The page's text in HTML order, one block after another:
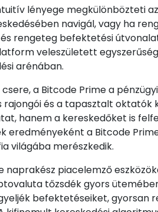
lényege megkülönbözteti
navigál, vagy ha
rengeteg befektetési
veleszületett
arénában.
a Bitcode Prime a
és a tapasztalt oktatók
hanem a kereskedőket is
eredményeként a Bitcode
világába merészkedik.
naprakész piacelemző
tőzsdék gyors
befektetéseiket, gyorsan